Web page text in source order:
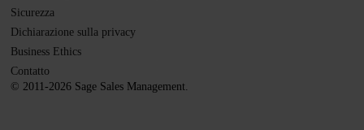
© 2011-2026 Sage Sales Management.
Sicurezza
Dichiarazione sulla privacy
Business Ethics
Contatto